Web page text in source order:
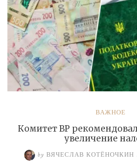
ВАЖНОЕ
Комитет ВР
увеличение
by ВЯЧЕСЛАВ КОТЁНОЧКИН